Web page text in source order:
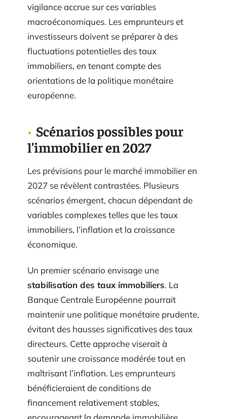
vigilance accrue sur ces variables
macroéconomiques. Les emprunteurs et
investisseurs doivent se préparer à des
fluctuations potentielles des taux
immobiliers, en tenant compte des
orientations de la politique monétaire
européenne.
Scénarios possibles pour
l’immobilier en 2027
Les prévisions pour le marché immobilier en
2027 se révèlent contrastées. Plusieurs
scénarios émergent, chacun dépendant de
variables complexes telles que les taux
immobiliers, l’inflation et la croissance
économique.
Un premier scénario envisage une
stabilisation des taux immobiliers. La
Banque Centrale Européenne pourrait
maintenir une politique monétaire prudente,
évitant des hausses significatives des taux
directeurs. Cette approche viserait à
soutenir une croissance modérée tout en
maîtrisant l’inflation. Les emprunteurs
bénéficieraient de conditions de
financement relativement stables,